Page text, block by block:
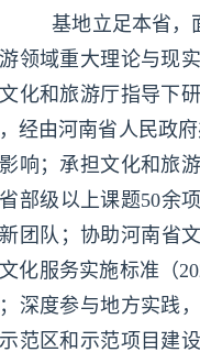
基地立足本省，面
领域重大理论与现
化和旅游厅指导下
经由河南省人民政
响；承担文化和旅
部级以上课题50余
团队；协助河南省
化服务实施标准（
深度参与地方实践
范区和示范项目建